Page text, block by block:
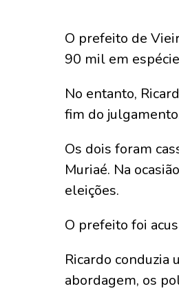
O prefeito de
90 mil em
No entanto,
fim do
Os dois foram
Muriaé. Na
eleições.
O prefeito foi
Ricardo conduzia
abordagem, os